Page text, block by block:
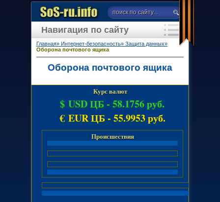
Главная» Интернет-безопасность» Защита данных»
Оборона почтового ящика
Оборона почтового ящика
Курс валют
$ USD ЦБ - 58.1756 руб.
€ EUR ЦБ - 55.9953 руб.
Происшествия
Навигация по сайту